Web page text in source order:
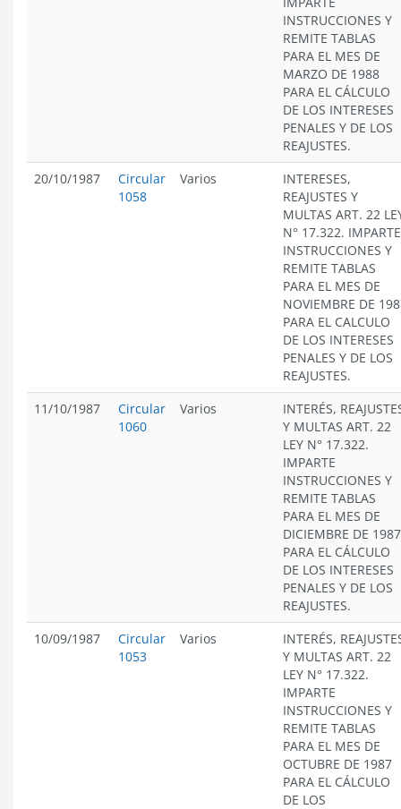
INSTRUCCIONES Y
REMITE TABLAS
PARA EL MES DE
MARZO DE 1988
PARA EL CÁLCULO
DE LOS INTERESES
PENALES Y DE LOS
REAJUSTES.
20/10/1987
Circular
1058
Varios
INTERESES,
REAJUSTES Y
MULTAS ART. 22
N° 17.322. IMPARTE
INSTRUCCIONES Y
REMITE TABLAS
PARA EL MES DE
NOVIEMBRE DE
PARA EL CALCULO
DE LOS INTERESES
PENALES Y DE LOS
REAJUSTES.
11/10/1987
Circular
1060
Varios
INTERÉS,
Y MULTAS ART. 22
LEY N° 17.322.
IMPARTE
INSTRUCCIONES Y
REMITE TABLAS
PARA EL MES DE
DICIEMBRE DE 1987
PARA EL CÁLCULO
DE LOS INTERESES
PENALES Y DE LOS
REAJUSTES.
10/09/1987
Circular
1053
Varios
INTERÉS,
Y MULTAS ART. 22
LEY N° 17.322.
IMPARTE
INSTRUCCIONES Y
REMITE TABLAS
PARA EL MES DE
OCTUBRE DE 1987
PARA EL CÁLCULO
DE LOS